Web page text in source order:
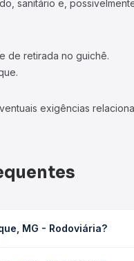
sanitário e,
de retirada no guichê.
exigências
MG - Rodoviária?